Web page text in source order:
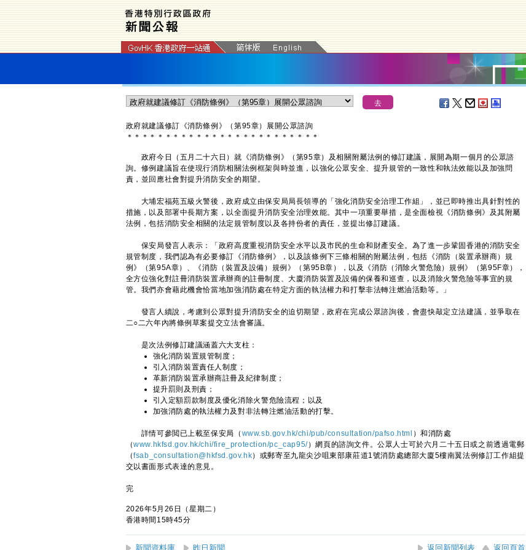
政府就建議修訂《消防條例》（第95章）展開公眾諮詢
＊ ＊ ＊ ＊ ＊ ＊ ＊ ＊ ＊ ＊ ＊ ＊ ＊ ＊ ＊ ＊ ＊ ＊ ＊ ＊ ＊ ＊ ＊ ＊ ＊
政府今日（五月二十六日）就《消防條例》（第95章）及相關附屬法例的修訂建議，展開為期一個月的公眾諮
詢。修例建議旨在使現行消防相關法例框架與時並進，以強化公眾安全、提升規管的一致性和執法效能以及加強問
責，並回應社會對提升消防安全的期望。
大埔宏福苑五級火警後，政府成立由保安局局長領導的「強化消防安全治理工作組」，並已即時推出具針對性的
措施，以及部署中長期方案，以全面提升消防安全治理效能。其中一項重要舉措，是全面檢視《消防條例》及其附屬
法例，包括消防安全相關的法定規管制度以及各持份者的責任，並提出修訂建議。
保安局發言人表示：「政府高度重視消防安全水平以及市民的生命和財產安全。為了進一步鞏固香港的消防安全
規管制度，我們認為有必要修訂《消防條例》，以及該條例下三條相關的附屬法例，包括《消防（裝置承辦商）規
例》（第95A章）、《消防（裝置及設備）規例》（第95B章），以及《消防（消除火警危險）規例》（第95F章），
全方位強化對註冊消防裝置承辦商的註冊制度、大廈消防裝置及設備的保養和巡查，以及消除火警危險等事宜的規
管。我們亦會藉此機會恰當地加強消防處在特定方面的執法權力和打擊非法轉注燃油活動等。」
發言人續說，考慮到公眾對提升消防安全的迫切期望，政府在完成公眾諮詢後，會盡快敲定立法建議，並爭取在
二○二六年內將條例草案提交立法會審議。
是次法例修訂建議涵蓋六大支柱：
強化消防裝置規管制度；
引入消防裝置責任人制度；
革新消防裝置承辦商註冊及紀律制度；
提升罰則及刑責；
引入定額罰款制度及優化消除火警危險流程；以及
加強消防處的執法權力及對非法轉注燃油活動的打擊。
詳情可參閲已上載至保安局（ www.sb.gov.hk/chi/pub/consultation/pafso.html ）和消防處
（www.hkfsd.gov.hk/chi/fire_protection/pc_cap95/）網頁的諮詢文件。公眾人士可於六月二十五日或之前透過電郵
（fsab_consultation@hkfsd.gov.hk）或郵寄至九龍尖沙咀東部康莊道1號消防處總部大廈5樓南翼法例修訂工作組提
交以書面形式表達的意見。
完
2026年5月26日（星期二）
香港時間15時45分
新聞資料庫 昨日新聞 返回新聞列表 返回頁首